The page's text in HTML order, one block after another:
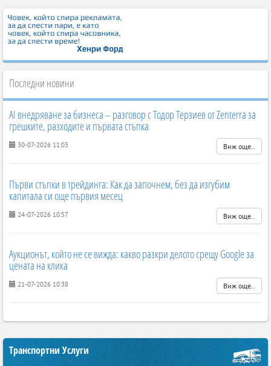
Последни новини
AI внедряване за бизнеса – разговор с Тодор Терзиев от Zenterra за
грешките, разходите и първата стъпка
30-07-2026 11:03 Виж още..
Първи стъпки в трейдинга: Как да започнем, без да изгубим
капитала си още първия месец
24-07-2026 10:57 Виж още..
Аукционът, който не се вижда: какво разкри делото срещу Google за
цената на клика
21-07-2026 10:38 Виж още..
Транспортни Услуги